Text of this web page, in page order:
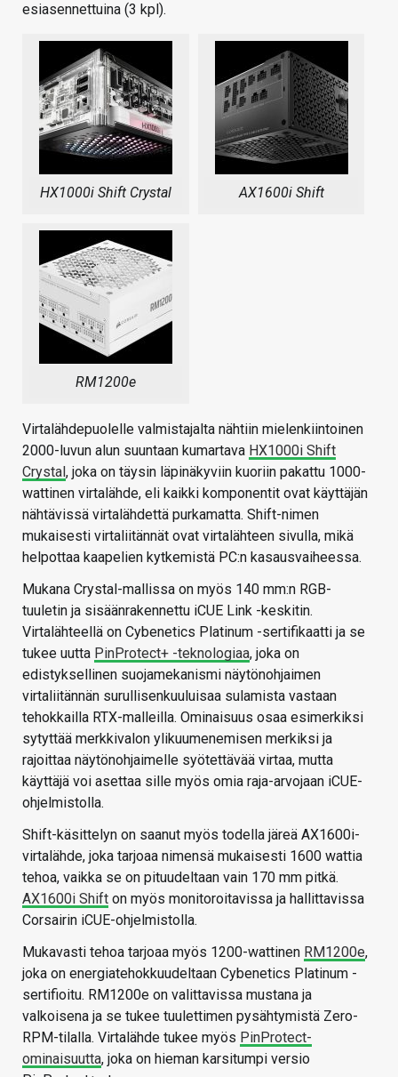
esiasennettuina (3 kpl).
HX1000i Shift Crystal AX1600i Shift
RM1200e
Virtalähdepuolelle valmistajalta nähtiin mielenkiintoinen
2000-luvun alun suuntaan kumartava HX1000i Shift
Crystal , joka on täysin läpinäkyviin kuoriin pakattu 1000-
wattinen virtalähde, eli kaikki komponentit ovat käyttäjän
nähtävissä virtalähdettä purkamatta. Shift-nimen
mukaisesti virtaliitännät ovat virtalähteen sivulla, mikä
helpottaa kaapelien kytkemistä PC:n kasausvaiheessa.
Mukana Crystal-mallissa on myös 140 mm:n RGB-
tuuletin ja sisäänrakennettu iCUE Link -keskitin.
Virtalähteellä on Cybenetics Platinum -sertifikaatti ja se
tukee uutta PinProtect+ -teknologiaa, joka on
edistyksellinen suojamekanismi näytönohjaimen
virtaliitännän surullisenkuuluisaa sulamista vastaan
tehokkailla RTX-malleilla. Ominaisuus osaa esimerkiksi
sytyttää merkkivalon ylikuumenemisen merkiksi ja
rajoittaa näytönohjaimelle syötettävää virtaa, mutta
käyttäjä voi asettaa sille myös omia raja-arvojaan iCUE-
ohjelmistolla.
Shift-käsittelyn on saanut myös todella järeä AX1600i-
virtalähde, joka tarjoaa nimensä mukaisesti 1600 wattia
tehoa, vaikka se on pituudeltaan vain 170 mm pitkä.
AX1600i Shift on myös monitoroitavissa ja hallittavissa
Corsairin iCUE-ohjelmistolla.
Mukavasti tehoa tarjoaa myös 1200-wattinen RM1200e,
joka on energiatehokkuudeltaan Cybenetics Platinum -
sertifioitu. RM1200e on valittavissa mustana ja
valkoisena ja se tukee tuulettimen pysähtymistä Zero-
RPM-tilalla. Virtalähde tukee myös PinProtect-
ominaisuutta, joka on hieman karsitumpi versio